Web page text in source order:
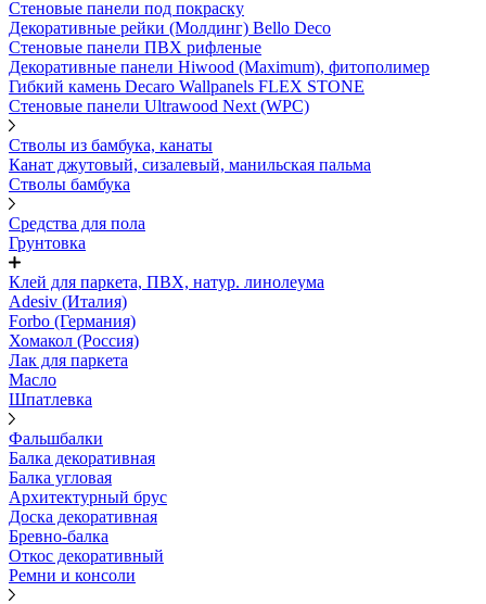
Стеновые панели под покраску
Декоративные рейки (Молдинг) Bello Deco
Стеновые панели ПВХ рифленыe
Декоративные панели Hiwood (Maximum), фитополимер
Гибкий камень Decaro Wallpanels FLEX STONE
Стеновые панели Ultrawood Next (WPC)
Стволы из бамбука, канаты
Канат джутовый, сизалевый, манильская пальма
Стволы бамбука
Средства для пола
Грунтовка
Клей для паркета, ПВХ, натур. линолеума
Adesiv (Италия)
Forbo (Германия)
Хомакол (Россия)
Лак для паркета
Масло
Шпатлевка
Фальшбалки
Балка декоративная
Балка угловая
Архитектурный брус
Доска декоративная
Бревно-балка
Откос декоративный
Ремни и консоли